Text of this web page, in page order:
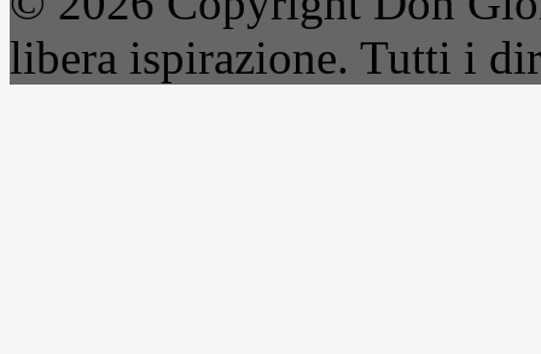
libera ispirazione. Tutti i